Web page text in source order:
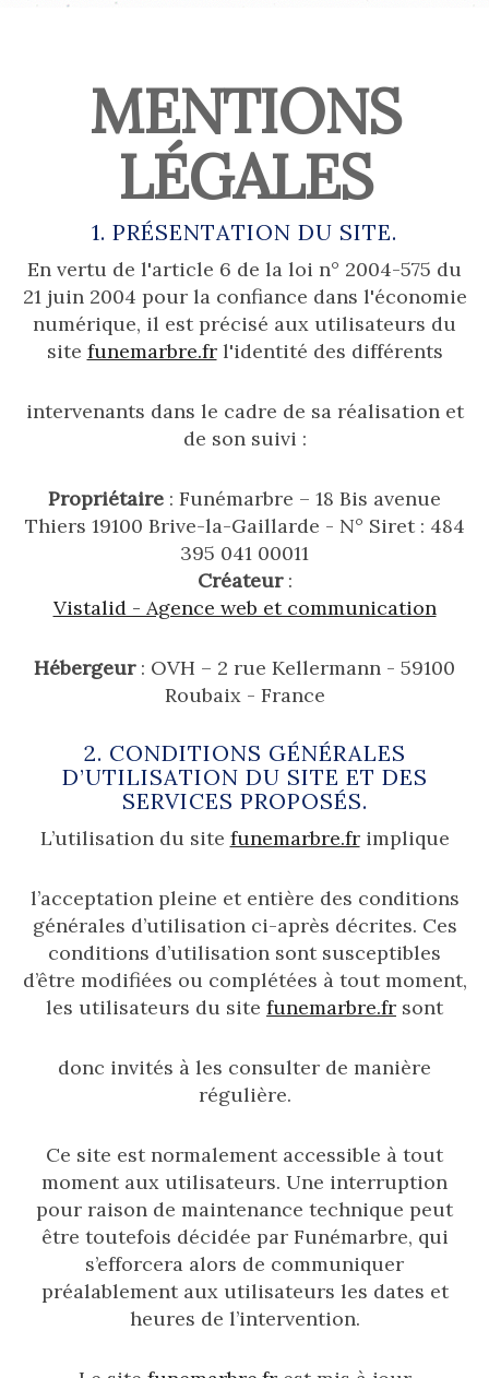
MENTIONS
LÉGALES
1. PRÉSENTATION DU SITE.
En vertu de l'article 6 de la loi n° 2004-575 du
21 juin 2004 pour la confiance dans l'économie
numérique, il est précisé aux utilisateurs du
site funemarbre.frl'identité des différents
intervenants dans le cadre de sa réalisation et
de son suivi :
Propriétaire : Funémarbre – 18 Bis avenue
Thiers 19100 Brive-la-Gaillarde - N° Siret : 484
395 041 00011
Créateur:
Vistalid - Agence web et communication
Hébergeur: OVH – 2 rue Kellermann - 59100
Roubaix - France
2. CONDITIONS GÉNÉRALES
D’UTILISATION DU SITE ET DES
SERVICES PROPOSÉS.
L’utilisation du site funemarbre.frimplique
l’acceptation pleine et entière des conditions
générales d’utilisation ci-après décrites. Ces
conditions d’utilisation sont susceptibles
d’être modifiées ou complétées à tout moment,
les utilisateurs du site funemarbre.fr sont
donc invités à les consulter de manière
régulière.
Ce site est normalement accessible à tout
moment aux utilisateurs. Une interruption
pour raison de maintenance technique peut
être toutefois décidée par Funémarbre, qui
s’efforcera alors de communiquer
préalablement aux utilisateurs les dates et
heures de l’intervention.